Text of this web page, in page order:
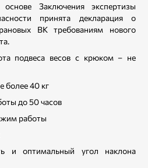
Заключения экспертизы
принята декларация о
ВК требованиям нового
подвеса весов с крюком – не
более 40 кг
до 50 часов
работы
и оптимальный угол наклона